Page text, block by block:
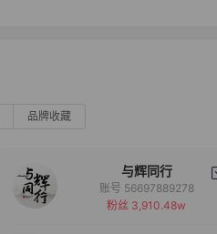
品牌收藏
与辉同行
备注
账号 56697889278
粉丝 3,910.48w